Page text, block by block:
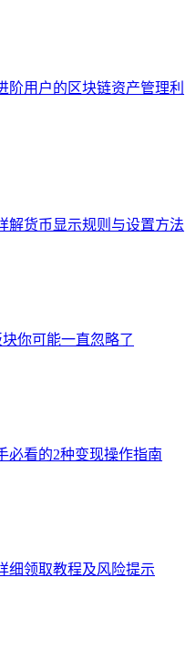
阶用户的区块链资产管理利
解货币显示规则与设置方法
你可能一直忽略了
必看的2种变现操作指南
细领取教程及风险提示